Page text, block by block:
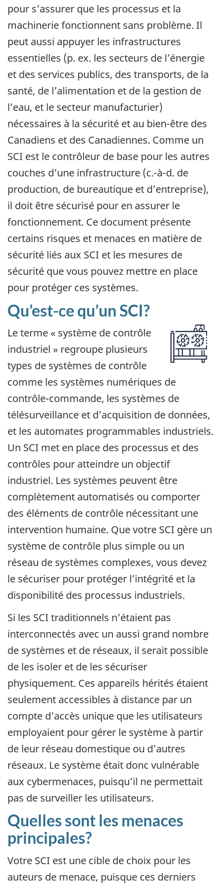
pour s’assurer que les processus et la
machinerie fonctionnent sans problème. Il
peut aussi appuyer les infrastructures
essentielles (p. ex. les secteurs de l’énergie
et des services publics, des transports, de la
santé, de l’alimentation et de la gestion de
l’eau, et le secteur manufacturier)
nécessaires à la sécurité et au bien-être des
Canadiens et des Canadiennes. Comme un
SCI est le contrôleur de base pour les autres
couches d’une infrastructure (c.-à-d. de
production, de bureautique et d’entreprise),
il doit être sécurisé pour en assurer le
fonctionnement. Ce document présente
certains risques et menaces en matière de
sécurité liés aux SCI et les mesures de
sécurité que vous pouvez mettre en place
pour protéger ces systèmes.
Qu’est-ce qu’un SCI?
Le terme « système de contrôle
industriel » regroupe plusieurs
types de systèmes de contrôle
comme les systèmes numériques de
contrôle-commande, les systèmes de
télésurveillance et d’acquisition de données,
et les automates programmables industriels.
Un SCI met en place des processus et des
contrôles pour atteindre un objectif
industriel. Les systèmes peuvent être
complètement automatisés ou comporter
des éléments de contrôle nécessitant une
intervention humaine. Que votre SCI gère un
système de contrôle plus simple ou un
réseau de systèmes complexes, vous devez
le sécuriser pour protéger l’intégrité et la
disponibilité des processus industriels.
Si les SCI traditionnels n’étaient pas
interconnectés avec un aussi grand nombre
de systèmes et de réseaux, il serait possible
de les isoler et de les sécuriser
physiquement. Ces appareils hérités étaient
seulement accessibles à distance par un
compte d’accès unique que les utilisateurs
employaient pour gérer le système à partir
de leur réseau domestique ou d’autres
réseaux. Le système était donc vulnérable
aux cybermenaces, puisqu’il ne permettait
pas de surveiller les utilisateurs.
Quelles sont les menaces
principales?
Votre SCI est une cible de choix pour les
auteurs de menace, puisque ces derniers